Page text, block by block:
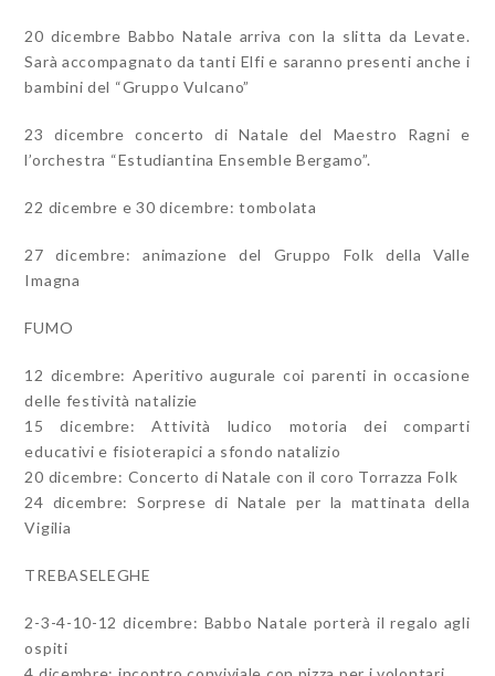
20 dicembre Babbo Natale arriva con la slitta da Levate.
Sarà accompagnato da tanti Elfi e saranno presenti anche i
bambini del “Gruppo Vulcano”
23 dicembre concerto di Natale del Maestro Ragni e
l’orchestra “Estudiantina Ensemble Bergamo”.
22 dicembre e 30 dicembre: tombolata
27 dicembre: animazione del Gruppo Folk della Valle
Imagna
FUMO
12 dicembre: Aperitivo augurale coi parenti in occasione
delle festività natalizie
15 dicembre: Attività ludico motoria dei comparti
educativi e fisioterapici a sfondo natalizio
20 dicembre: Concerto di Natale con il coro Torrazza Folk
24 dicembre: Sorprese di Natale per la mattinata della
Vigilia
TREBASELEGHE
2-3-4-10-12 dicembre: Babbo Natale porterà il regalo agli
ospiti